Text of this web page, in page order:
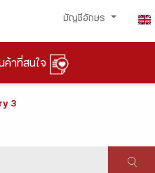
บัญชีอักษร
ค้าที่สนใจ
3